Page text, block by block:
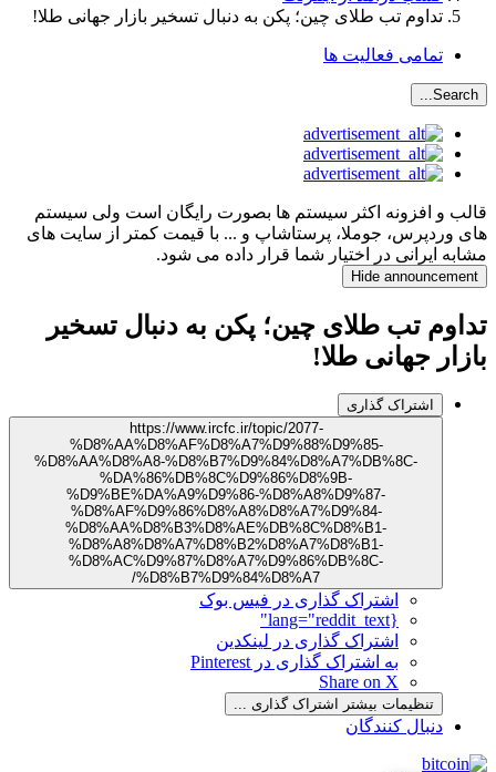
تداوم تب طلای چین؛ پکن به دنبال تسخیر بازار جهانی طلا!
تمامی فعالیت ها
Search...
قالب و افزونه اکثر سیستم ها بصورت رایگان است ولی سیستم
های وردپرس، جوملا، پرستاشاپ و ... با قیمت کمتر از سایت های
مشابه ایرانی در اختیار شما قرار داده می شود.
Hide announcement
تداوم تب طلای چین؛ پکن به دنبال تسخیر
بازار جهانی طلا!
اشتراک گذاری
https://www.ircfc.ir/topic/2077-
%D8%AA%D8%AF%D8%A7%D9%88%D9%85-
%D8%AA%D8%A8-%D8%B7%D9%84%D8%A7%DB%8C-
%DA%86%DB%8C%D9%86%D8%9B-
%D9%BE%DA%A9%D9%86-%D8%A8%D9%87-
%D8%AF%D9%86%D8%A8%D8%A7%D9%84-
%D8%AA%D8%B3%D8%AE%DB%8C%D8%B1-
%D8%A8%D8%A7%D8%B2%D8%A7%D8%B1-
%D8%AC%D9%87%D8%A7%D9%86%DB%8C-
%D8%B7%D9%84%D8%A7/
اشتراک گذاری در فیس بوک
{lang="reddit_text"
اشتراک گذاری در لینکدین
به اشتراک گذاری در Pinterest
Share on X
تنظیمات بیشتر اشتراک گذاری ...
دنبال کنندگان